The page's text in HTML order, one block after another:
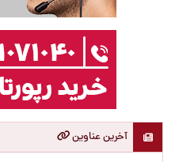
آخرین عناوین